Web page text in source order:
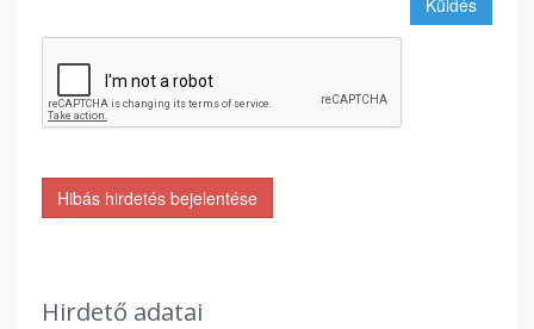
Küldés
Hibás hirdetés bejelentése
Hirdető adatai